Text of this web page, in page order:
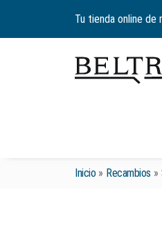
Tu tienda online
Inicio» Recambios »